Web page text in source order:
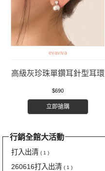
evaviva
高級灰珍珠單鑽耳針型耳環
$690
立即搶購
行銷全館大活動
打入出清 ( 1 )
260616打入出清 ( 1 )